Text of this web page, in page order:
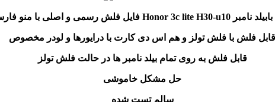
قابل فلش با فلش تولز و هم اس دی کارت با درایورها و لودر مخصوص
قابل فلش به روی تمام بیلد نامبر ها در حالت فلش تولز
حل مشکل خاموشی
سالم تست شده